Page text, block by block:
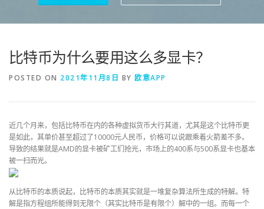
比特币为什么要用这么多显卡？
POSTED ON 2021年11月8日 BY 欧意APP
近几个月来，包括比特币在内的各种虚拟货币大行其道，尤其是这个比特币更
是如此，其单价甚至超过了10000元人民币，价格可以说跟乘着火箭差不多。
导致的结果就是AMD的显卡被矿工们抢光，市场上的400系与500系显卡也基本
被一扫而光。
从比特币的本质说起，比特币的本质其实就是一堆复杂算法所生成的特解。特
解是指方程组所能得到无限个（其实比特币是有限个）解中的一组。而每一个